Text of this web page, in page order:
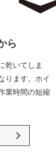
ら
乾いてしま
ります。ホイ
業時間の短縮